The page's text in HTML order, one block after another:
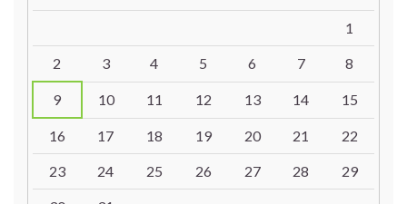
1
2 3 4 5 6 7 8
9 10 11 12 13 14 15
16 17 18 19 20 21 22
23 24 25 26 27 28 29